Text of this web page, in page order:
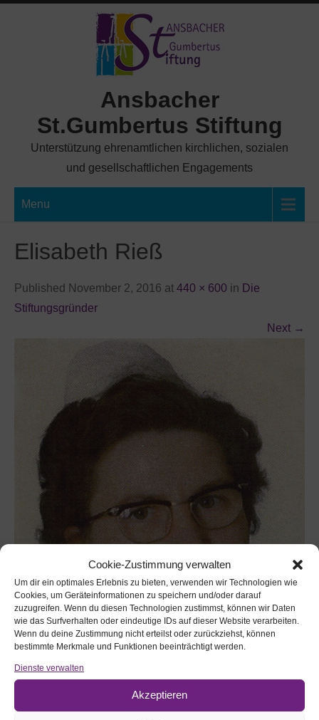
Cookie-Zustimmung verwalten
Um dir ein optimales Erlebnis zu bieten, verwenden wir Technologien wie
Cookies, um Geräteinformationen zu speichern und/oder darauf
zuzugreifen. Wenn du diesen Technologien zustimmst, können wir Daten
wie das Surfverhalten oder eindeutige IDs auf dieser Website verarbeiten.
Wenn du deine Zustimmung nicht erteilst oder zurückziehst, können
bestimmte Merkmale und Funktionen beeinträchtigt werden.
Dienste verwalten
Akzeptieren
Ansbacher
St.Gumbertus Stiftung
Unterstützung ehrenamtlichen kirchlichen, sozialen
und gesellschaftlichen Engagements
Menu
Elisabeth Rieß
Published November 2, 2016 at 440 × 600 in Die
Stiftungsgründer
Next →